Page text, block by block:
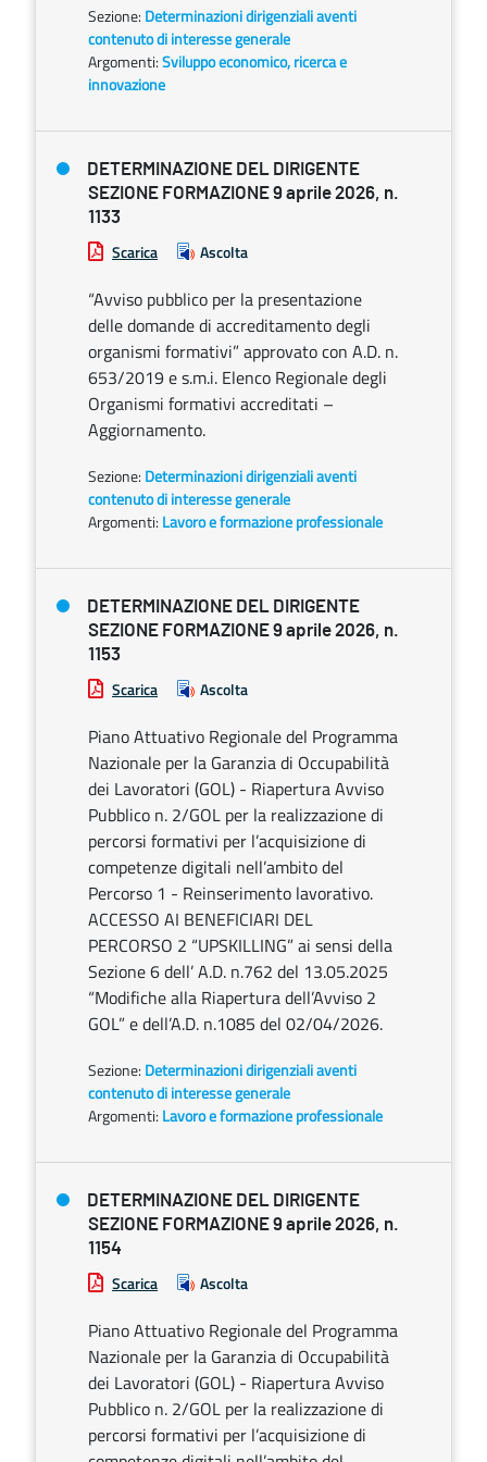
Sezione: Determinazioni dirigenziali aventi
contenuto di interesse generale
Argomenti:Sviluppo economico, ricerca e
innovazione
DETERMINAZIONE DEL DIRIGENTE
SEZIONE FORMAZIONE 9 aprile 2026, n.
1133
Scarica Ascolta
“Avviso pubblico per la presentazione
delle domande di accreditamento degli
organismi formativi” approvato con A.D. n.
653/2019 e s.m.i. Elenco Regionale degli
Organismi formativi accreditati –
Aggiornamento.
Sezione: Determinazioni dirigenziali aventi
contenuto di interesse generale
Argomenti: Lavoro e formazione professionale
DETERMINAZIONE DEL DIRIGENTE
SEZIONE FORMAZIONE 9 aprile 2026, n.
1153
Scarica Ascolta
Piano Attuativo Regionale del Programma
Nazionale per la Garanzia di Occupabilità
dei Lavoratori (GOL) - Riapertura Avviso
Pubblico n. 2/GOL per la realizzazione di
percorsi formativi per l’acquisizione di
competenze digitali nell’ambito del
Percorso 1 - Reinserimento lavorativo.
ACCESSO AI BENEFICIARI DEL
PERCORSO 2 “UPSKILLING” ai sensi della
Sezione 6 dell’ A.D. n.762 del 13.05.2025
“Modifiche alla Riapertura dell’Avviso 2
GOL” e dell’A.D. n.1085 del 02/04/2026.
Sezione: Determinazioni dirigenziali aventi
contenuto di interesse generale
Argomenti: Lavoro e formazione professionale
DETERMINAZIONE DEL DIRIGENTE
SEZIONE FORMAZIONE 9 aprile 2026, n.
1154
Scarica Ascolta
Piano Attuativo Regionale del Programma
Nazionale per la Garanzia di Occupabilità
dei Lavoratori (GOL) - Riapertura Avviso
Pubblico n. 2/GOL per la realizzazione di
percorsi formativi per l’acquisizione di